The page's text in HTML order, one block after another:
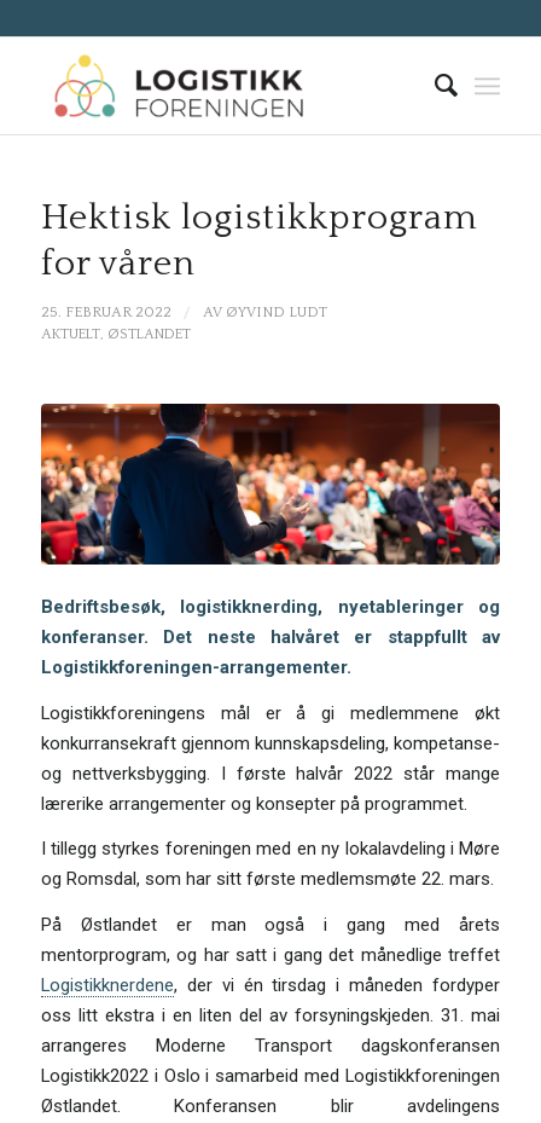
Hektisk logistikkprogram
for våren
25. FEBRUAR 2022 / AV ØYVIND LUDT
AKTUELT, ØSTLANDET
Bedriftsbesøk, logistikknerding, nyetableringer og
konferanser. Det neste halvåret er stappfullt av
Logistikkforeningen-arrangementer.
Logistikkforeningens mål er å gi medlemmene økt
konkurransekraft gjennom kunnskapsdeling, kompetanse-
og nettverksbygging. I første halvår 2022 står mange
lærerike arrangementer og konsepter på programmet.
I tillegg styrkes foreningen med en ny lokalavdeling i Møre
og Romsdal, som har sitt første medlemsmøte 22. mars.
På Østlandet er man også i gang med årets
mentorprogram, og har satt i gang det månedlige treffet
Logistikknerdene, der vi én tirsdag i måneden fordyper
oss litt ekstra i en liten del av forsyningskjeden. 31. mai
arrangeres Moderne Transport dagskonferansen
Logistikk2022 i Oslo i samarbeid med Logistikkforeningen
Østlandet. Konferansen blir avdelingens